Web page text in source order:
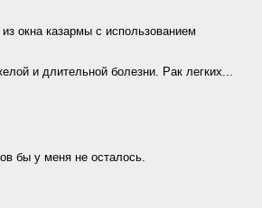
окна казармы с использованием
и длительной болезни. Рак легких...
бы у меня не осталось.